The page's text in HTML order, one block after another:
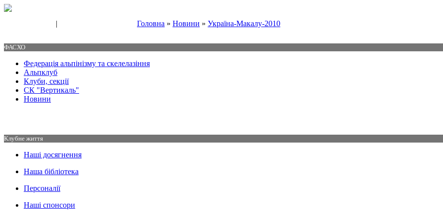
| Головна » Новини » Україна-Макалу-2010
ФАСХО
Федерація альпінізму та скелелазіння
Альпклуб
Клуби, секції
СК "Вертикаль"
Новини
Клубне життя
Наші досягнення
Наша бібліотека
Персоналії
Наші спонсори